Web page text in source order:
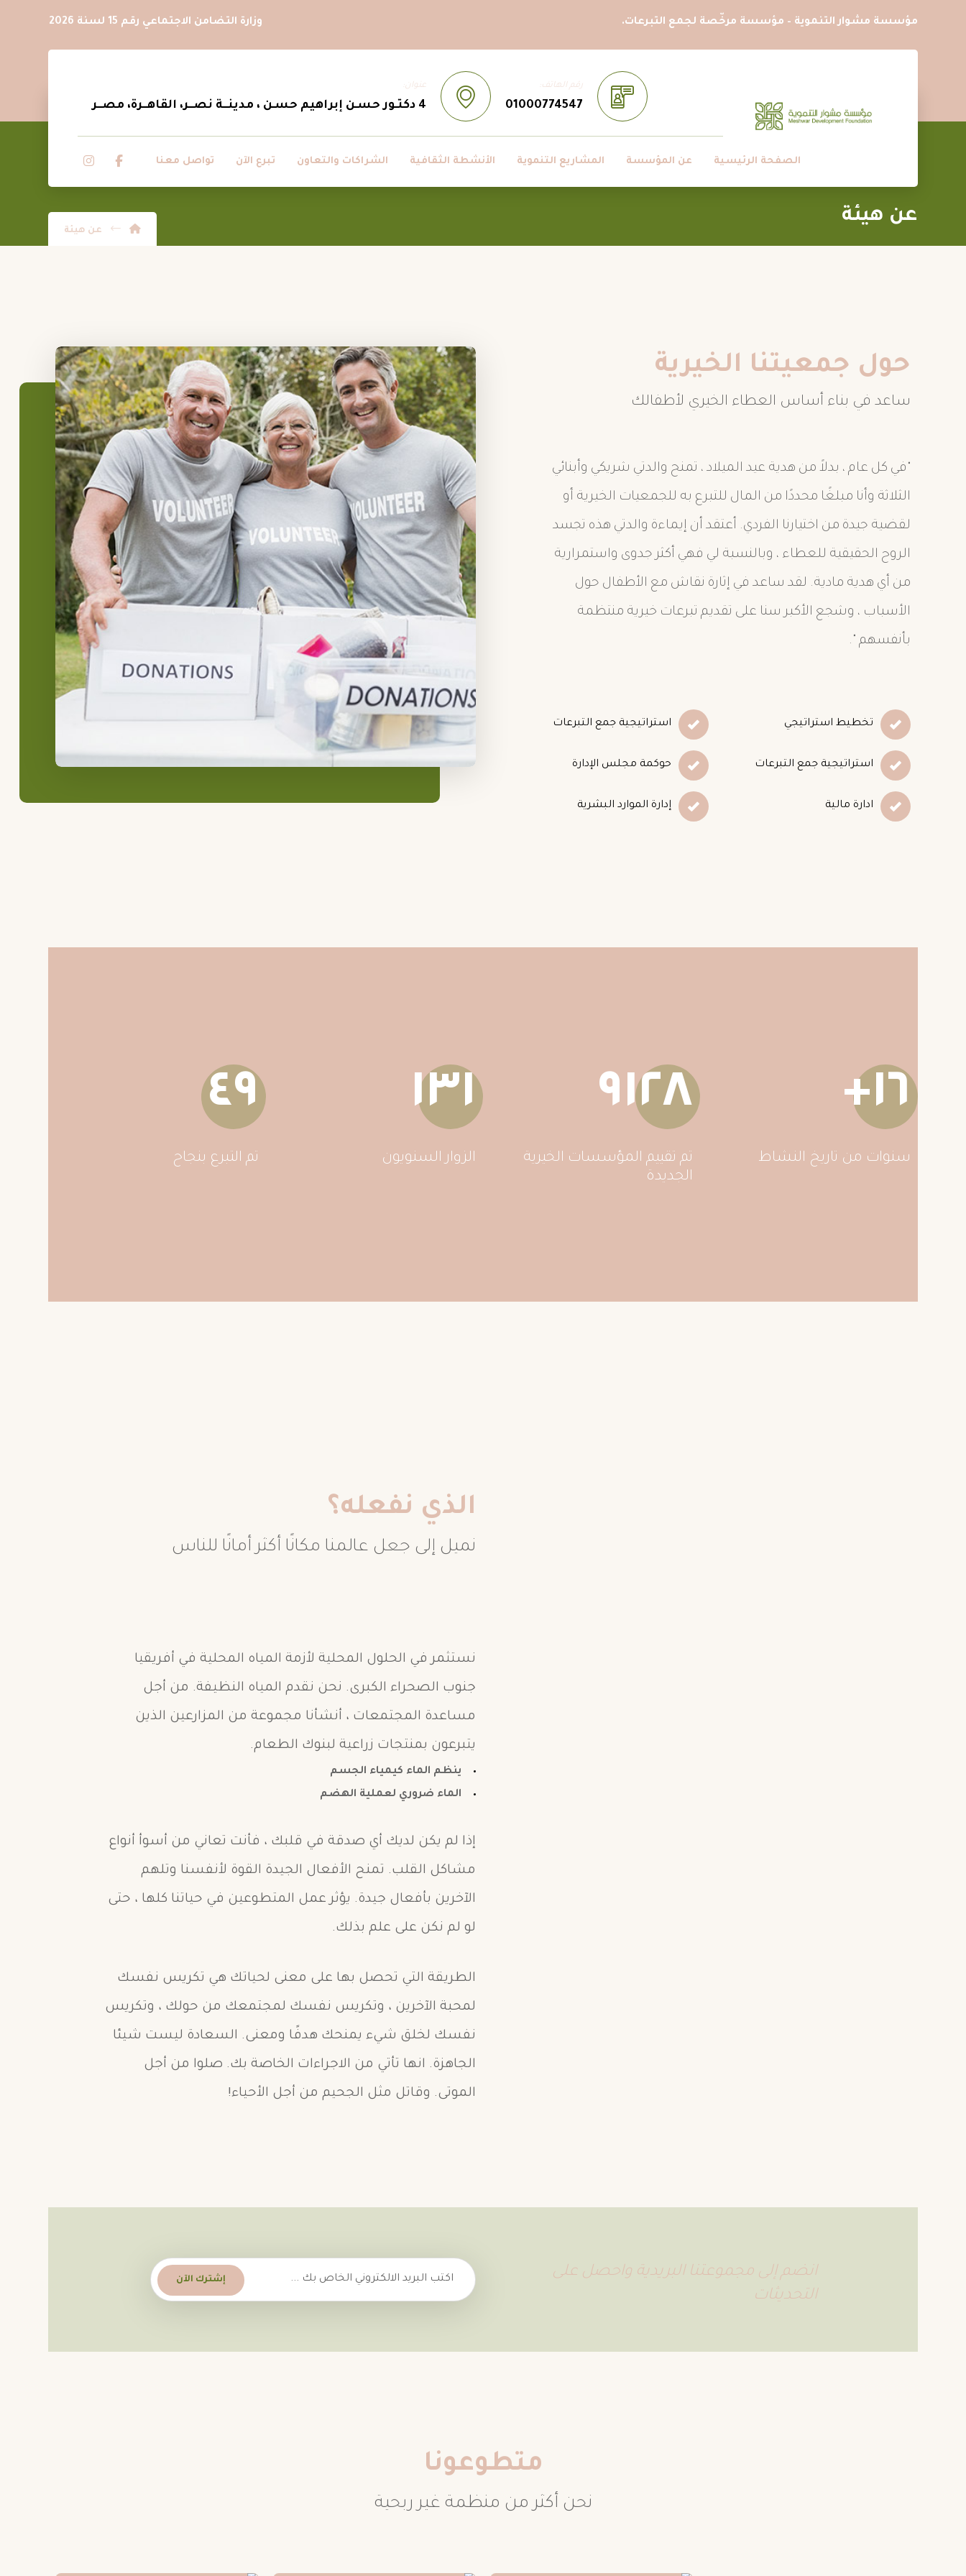
مؤسسة مشوار التنموية – مؤسسة مرخّصة لجمع التبرعات. وزارة التضامن الاجتماعي رقم 15 لسنة 2026
عنوان:
4 دكتـور حسـن إبراهيم حسـن ، مدينــة نصــر، القاهــرة، مصــر
رقم الهاتف:
01000774547
الصفحة الرئيسية عن المؤسسة المشاريع التنموية الأنشطة الثقافية الشراكات والتعاون تبرع الآن تواصل معنا
عن هيئة
عن هيئة
حول جمعيتنا الخيرية
ساعد في بناء أساس العطاء الخيري لأطفالك
"في كل عام ، بدلاً من هدية عيد الميلاد ، تمنح والدتي شريكي وأبنائي
الثلاثة وأنا مبلغًا محددًا من المال للتبرع به للجمعيات الخيرية أو
لقضية جيدة من اختيارنا الفردي. أعتقد أن إيماءة والدتي هذه تجسد
الروح الحقيقية للعطاء ، وبالنسبة لي فهي أكثر جدوى واستمرارية
من أي هدية مادية. لقد ساعد في إثارة نقاش مع الأطفال حول
الأسباب ، وشجع الأكبر سنا على تقديم تبرعات خيرية منتظمة
بأنفسهم ".
تخطيط استراتيجي استراتيجية جمع التبرعات
استراتيجية جمع التبرعات حوكمة مجلس الإدارة
ادارة مالية إدارة الموارد البشرية
١٦+
سنوات من تاريخ النشاط
٩١٢٨
تم تقييم المؤسسات الخيرية
الجديدة
١٣١
الزوار السنويون
٤٩
تم التبرع بنجاح
الذي نفعله؟
نميل إلى جعل عالمنا مكانًا أكثر أمانًا للناس
الطريقة التي تحصل بها على معنى لحياتك هي تكريس نفسك
لمحبة الآخرين ، وتكريس نفسك لمجتمعك من حولك ، وتكريس
نفسك لخلق شيء يمنحك هدفًا ومعنى. السعادة ليست شيئا
الجاهزة. انها تأتي من الاجراءات الخاصة بك. صلوا من أجل
الموتى. وقاتل مثل الجحيم من أجل الأحياء!
إذا لم يكن لديك أي صدقة في قلبك ، فأنت تعاني من أسوأ أنواع
مشاكل القلب. تمنح الأفعال الجيدة القوة لأنفسنا وتلهم
الآخرين بأفعال جيدة. يؤثر عمل المتطوعين في حياتنا كلها ، حتى
لو لم نكن على علم بذلك.
نستثمر في الحلول المحلية لأزمة المياه المحلية في أفريقيا
جنوب الصحراء الكبرى. نحن نقدم المياه النظيفة. من أجل
مساعدة المجتمعات ، أنشأنا مجموعة من المزارعين الذين
يتبرعون بمنتجات زراعية لبنوك الطعام.
ينظم الماء كيمياء الجسم
الماء ضروري لعملية الهضم
انضم إلى مجموعتنا البريدية واحصل على
التحديثات
إشترك الآن
متطوعونا
نحن أكثر من منظمة غير ربحية